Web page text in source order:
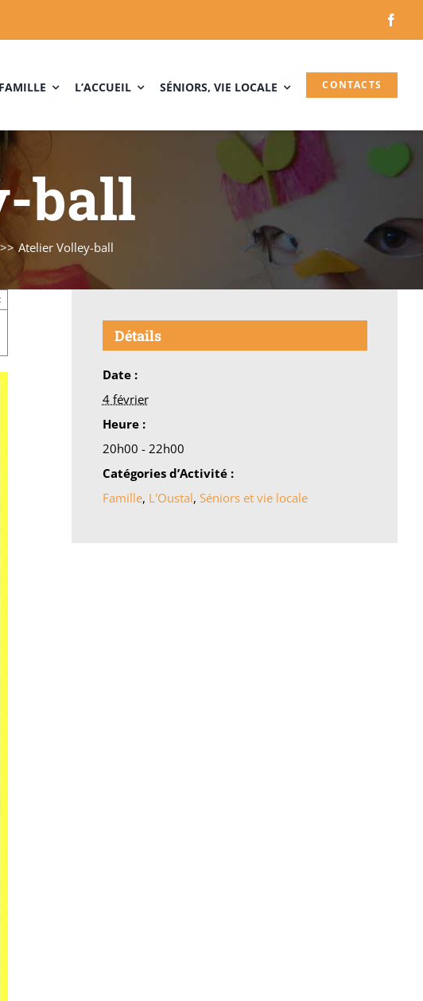
FAMILLE L’ACCUEIL SÉNIORS, VIE LOCALE CONTACTS
ball
Atelier Volley-ball
Détails
Date :
4 février
Heure :
20h00 - 22h00
Catégories d’Activité :
Famille, L'Oustal, Séniors et vie locale